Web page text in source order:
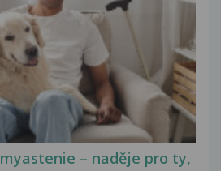
– naděje pro ty,